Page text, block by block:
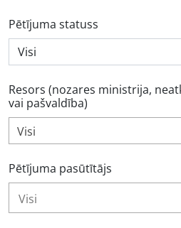
Pētījuma statuss
Resors (nozares ministrija,
vai pašvaldība)
Visi
Pētījuma pasūtītājs